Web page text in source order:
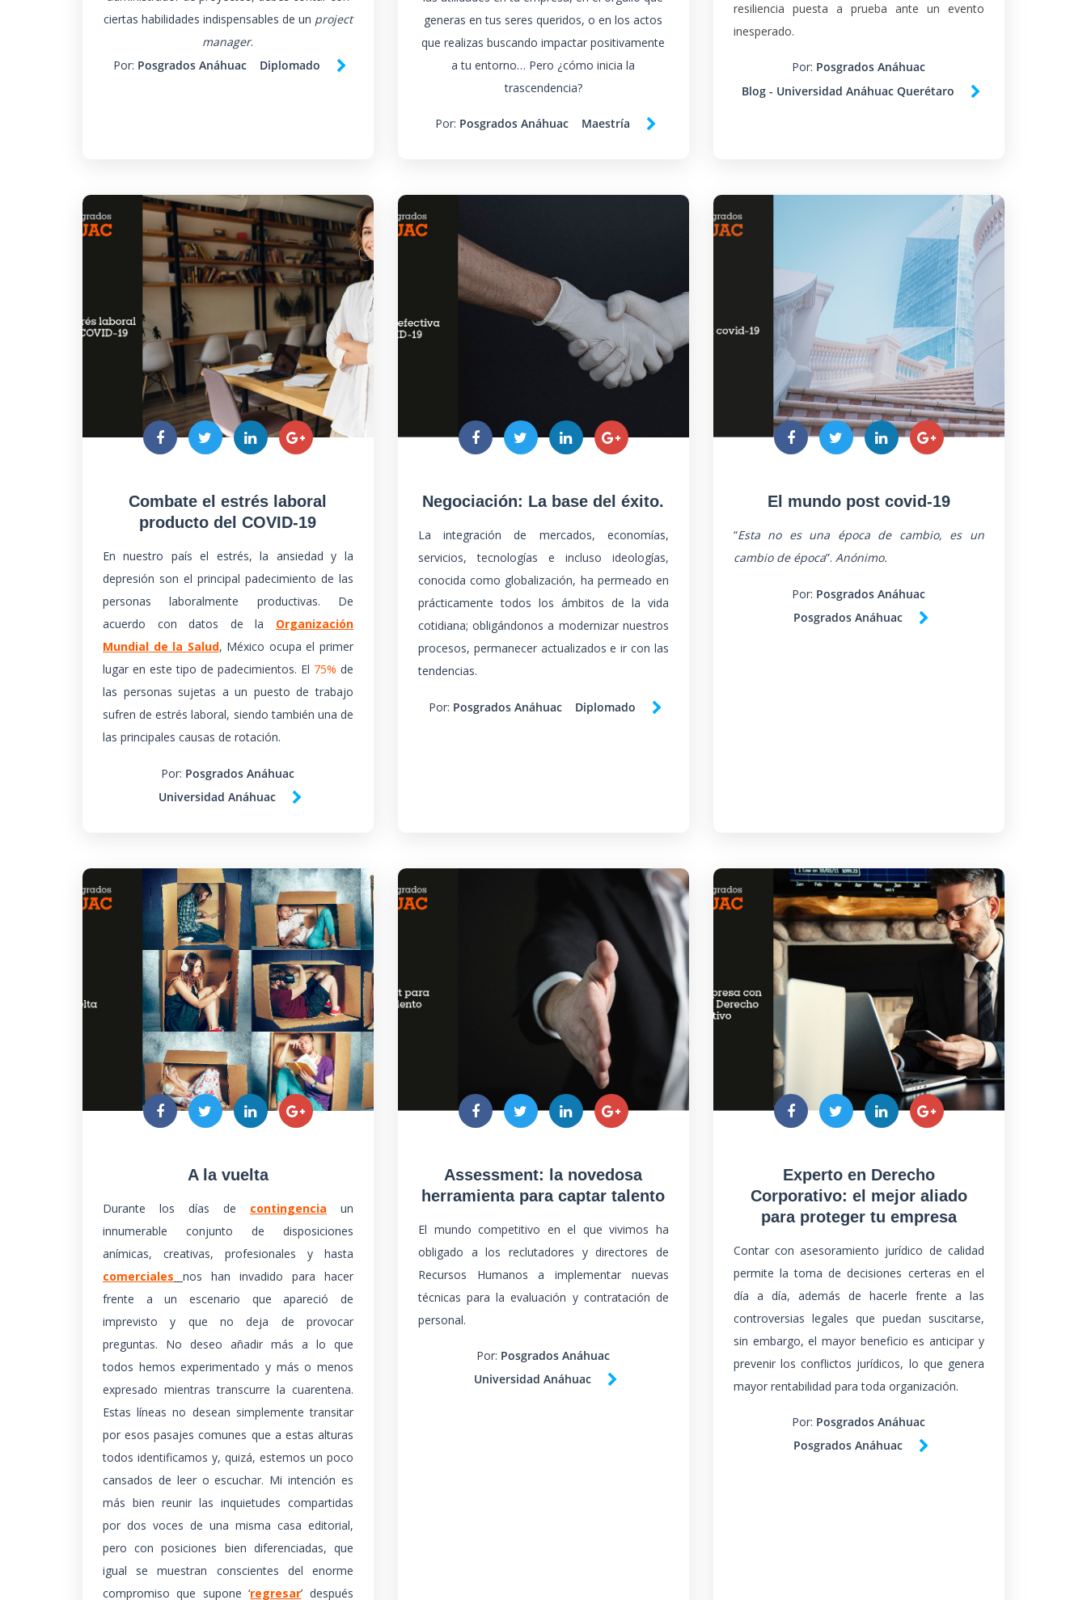
ciertas habilidades indispensables de un project
manager.
Por: Posgrados Anáhuac Diplomado
generas en tus seres queridos, o en los actos
que realizas buscando impactar positivamente
a tu entorno… Pero ¿cómo inicia la
trascendencia?
Por: Posgrados Anáhuac Maestría
resiliencia puesta a prueba ante un evento
inesperado.
Por: Posgrados Anáhuac
Blog - Universidad Anáhuac Querétaro
Combate el estrés laboral
producto del COVID-19
En nuestro país el estrés, la ansiedad y la
depresión son el principal padecimiento de las
personas laboralmente productivas. De
acuerdo con datos de la Organización
Mundial de la Salud, México ocupa el primer
lugar en este tipo de padecimientos. El 75% de
las personas sujetas a un puesto de trabajo
sufren de estrés laboral, siendo también una de
las principales causas de rotación.
Por: Posgrados Anáhuac
Universidad Anáhuac
Negociación: La base del éxito.
La integración de mercados, economías,
servicios, tecnologías e incluso ideologías,
conocida como globalización, ha permeado en
prácticamente todos los ámbitos de la vida
cotidiana; obligándonos a modernizar nuestros
procesos, permanecer actualizados e ir con las
tendencias.
Por: Posgrados Anáhuac Diplomado
El mundo post covid-19
“Esta no es una época de cambio, es un
cambio de época”. Anónimo.
Por: Posgrados Anáhuac
Posgrados Anáhuac
A la vuelta
Durante los días de contingencia un
innumerable conjunto de disposiciones
anímicas, creativas, profesionales y hasta
comerciales
nos han invadido para hacer
frente a un escenario que apareció de
imprevisto y que no deja de provocar
preguntas. No deseo añadir más a lo que
todos hemos experimentado y más o menos
expresado mientras transcurre la cuarentena.
Estas líneas no desean simplemente transitar
por esos pasajes comunes que a estas alturas
todos identificamos y, quizá, estemos un poco
cansados de leer o escuchar. Mi intención es
más bien reunir las inquietudes compartidas
por dos voces de una misma casa editorial,
pero con posiciones bien diferenciadas, que
igual se muestran conscientes del enorme
compromiso que supone ‘regresar’ después
Assessment: la novedosa
herramienta para captar talento
El mundo competitivo en el que vivimos ha
obligado a los reclutadores y directores de
Recursos Humanos a implementar nuevas
técnicas para la evaluación y contratación de
personal.
Por: Posgrados Anáhuac
Universidad Anáhuac
Experto en Derecho
Corporativo: el mejor aliado
para proteger tu empresa
Contar con asesoramiento jurídico de calidad
permite la toma de decisiones certeras en el
día a día, además de hacerle frente a las
controversias legales que puedan suscitarse,
sin embargo, el mayor beneficio es anticipar y
prevenir los conflictos jurídicos, lo que genera
mayor rentabilidad para toda organización.
Por: Posgrados Anáhuac
Posgrados Anáhuac